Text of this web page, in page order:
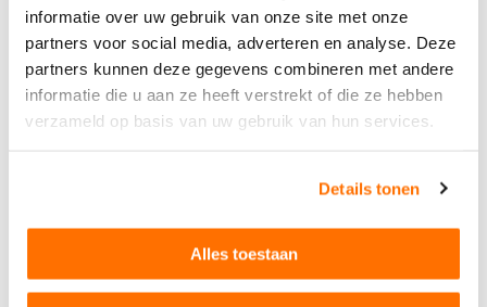
informatie over uw gebruik van onze site met onze
partners voor social media, adverteren en analyse. Deze
partners kunnen deze gegevens combineren met andere
informatie die u aan ze heeft verstrekt of die ze hebben
verzameld op basis van uw gebruik van hun services.
Details tonen
Alles toestaan
Délai de retour 60 jours
Excellente évaluation
Livraison gratuite à partir de 150€*
Livraison rapide